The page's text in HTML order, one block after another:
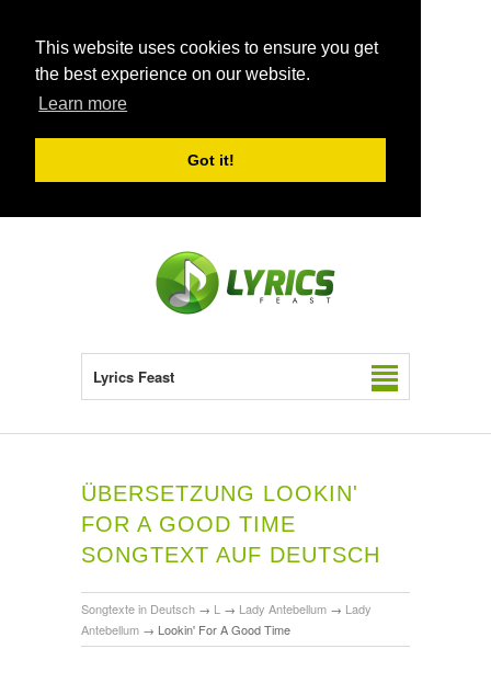
This website uses cookies to ensure you get
the best experience on our website.
Learn more
Got it!
Lyrics Feast
ÜBERSETZUNG LOOKIN'
FOR A GOOD TIME
SONGTEXT AUF DEUTSCH
Songtexte in Deutsch → L → Lady Antebellum → Lady
Antebellum → Lookin' For A Good Time